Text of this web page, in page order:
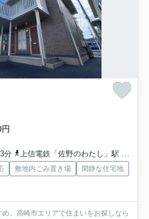
分
上信電鉄「佐野のわたし」駅 徒歩35分
敷地内ごみ置き場
閑静な住宅地
。高崎市エリアで住まいをお探しなら